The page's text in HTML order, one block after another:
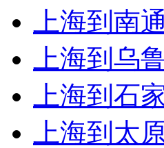
上海到南
上海到乌
上海到石
上海到太